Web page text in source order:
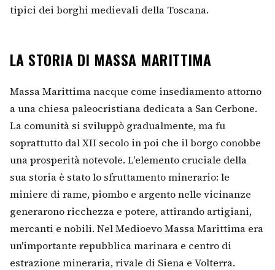
tipici dei borghi medievali della Toscana.
LA STORIA DI MASSA MARITTIMA
Massa Marittima nacque come insediamento attorno
a una chiesa paleocristiana dedicata a San Cerbone.
La comunità si sviluppò gradualmente, ma fu
soprattutto dal XII secolo in poi che il borgo conobbe
una prosperità notevole. L'elemento cruciale della
sua storia è stato lo sfruttamento minerario: le
miniere di rame, piombo e argento nelle vicinanze
generarono ricchezza e potere, attirando artigiani,
mercanti e nobili. Nel Medioevo Massa Marittima era
un'importante repubblica marinara e centro di
estrazione mineraria, rivale di Siena e Volterra.